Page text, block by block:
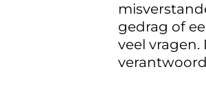
gedrag of
veel